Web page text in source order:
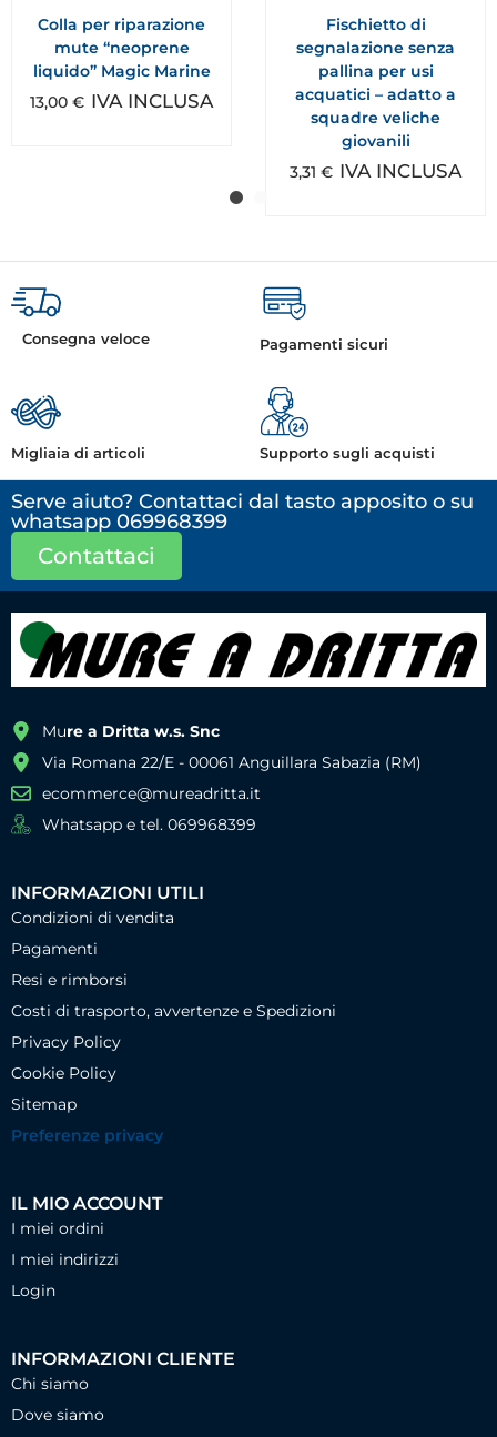
Colla per riparazione
mute “neoprene
liquido” Magic Marine
13,00 € IVA INCLUSA
Fischietto di
segnalazione senza
pallina per usi
acquatici – adatto a
squadre veliche
giovanili
3,31 € IVA INCLUSA
Consegna veloce Pagamenti sicuri
Migliaia di articoli Supporto sugli acquisti
Serve aiuto? Contattaci dal tasto apposito o su
whatsapp 069968399
Contattaci
Mure a Dritta w.s. Snc
Via Romana 22/E - 00061 Anguillara Sabazia (RM)
ecommerce@mureadritta.it
Whatsapp e tel. 069968399
INFORMAZIONI UTILI
Condizioni di vendita
Pagamenti
Resi e rimborsi
Costi di trasporto, avvertenze e Spedizioni
Privacy Policy
Cookie Policy
Sitemap
Preferenze privacy
IL MIO ACCOUNT
I miei ordini
I miei indirizzi
Login
INFORMAZIONI CLIENTE
Chi siamo
Dove siamo